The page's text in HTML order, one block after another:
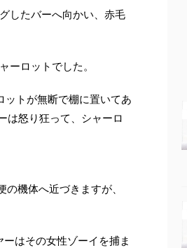
したバーへ向かい、赤毛
ーロットでした。
トが無断で棚に置いてあ
は怒り狂って、シャーロ
機体へ近づきますが、
はその女性ゾーイを捕ま